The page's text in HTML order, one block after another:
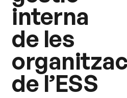
interna
de les
de l’ESS